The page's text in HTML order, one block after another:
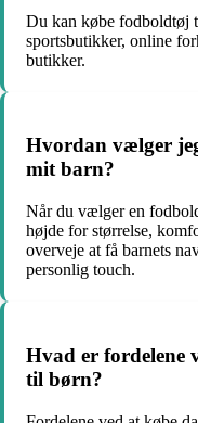
Du kan købe fodboldtøj
sportsbutikker, online
butikker.
Hvordan vælger
mit barn?
Når du vælger en
højde for størrelse,
overveje at få barnets
personlig touch.
Hvad er fordelene
til børn?